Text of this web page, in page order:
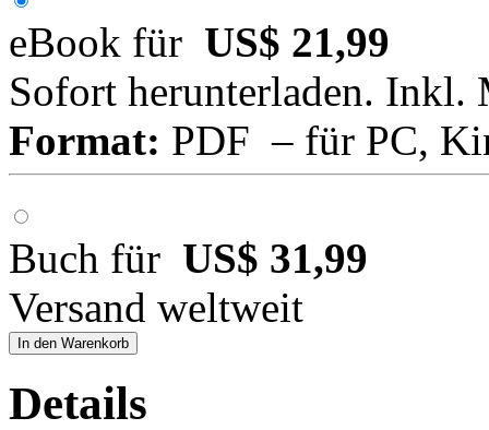
eBook für US$ 21,99
Sofort herunterladen. Inkl.
Format: PDF – für PC,
Buch für US$ 31,99
Versand weltweit
In den Warenkorb
Details